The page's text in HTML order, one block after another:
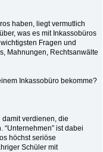
haben, liegt vermutlich
was es mit Inkassobüros
Fragen und
Mahnungen, Rechtsanwälte
Inkassobüro bekomme?
verdienen, die
ist dabei
höchst seriöse
Schüler mit